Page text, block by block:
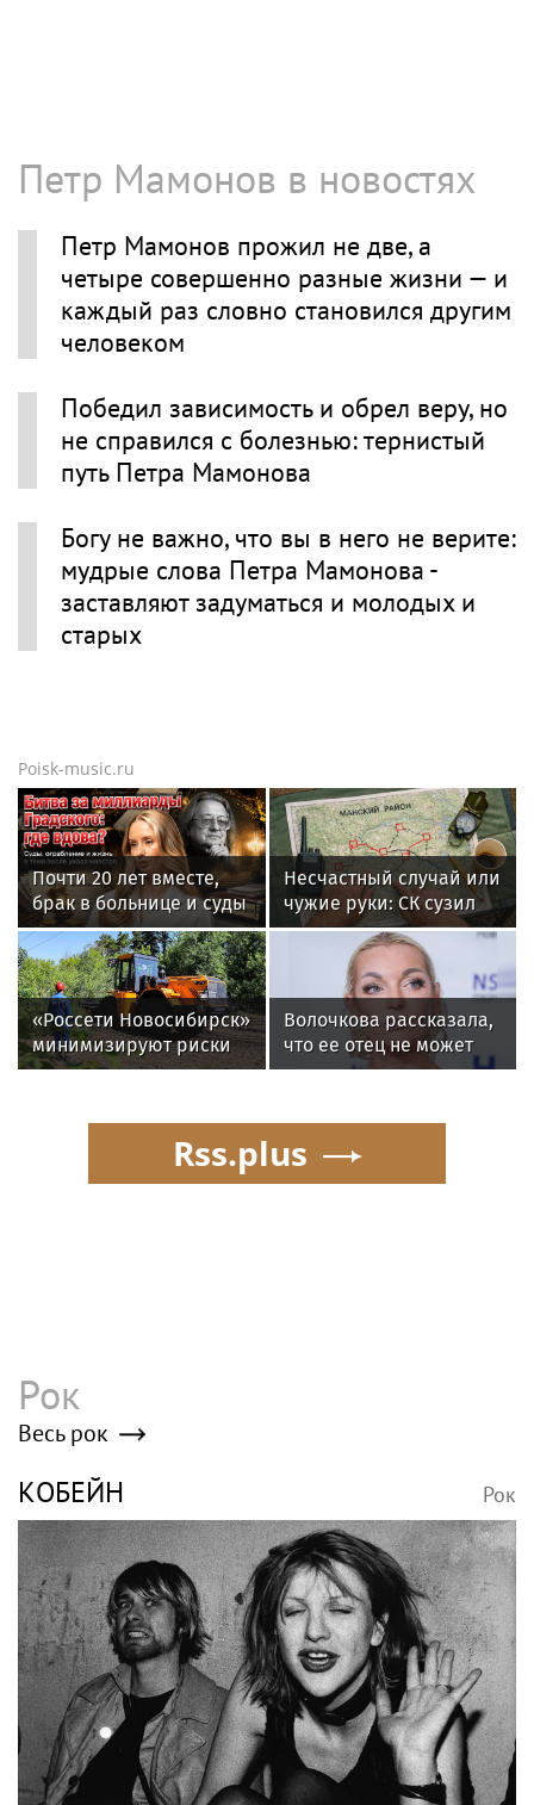
Петр Мамонов в новостях
Петр Мамонов прожил не две, а
четыре совершенно разные жизни — и
каждый раз словно становился другим
человеком
Победил зависимость и обрел веру, но
не справился с болезнью: тернистый
путь Петра Мамонова
Богу не важно, что вы в него не верите:
мудрые слова Петра Мамонова -
заставляют задуматься и молодых и
старых
Poisk-music.ru
Почти 20 лет вместе,
брак в больнице и суды
за миллиард: как
сейчас живет вдова
Александра Градского
Несчастный случай или
чужие руки: СК сузил
загадку Усольцевых до
двух версий
«Россети Новосибирск»
минимизируют риски
повреждений ЛЭП за
расчистки просек
Волочкова рассказала,
что ее отец не может
восстановиться после
Rss.plus
Рок
Весь рок
КОБЕЙН Рок